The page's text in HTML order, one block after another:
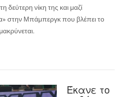
δεύτερη νίκη της και μαζί
στην Μπάμπεργκ που βλέπει το
Έκανε το